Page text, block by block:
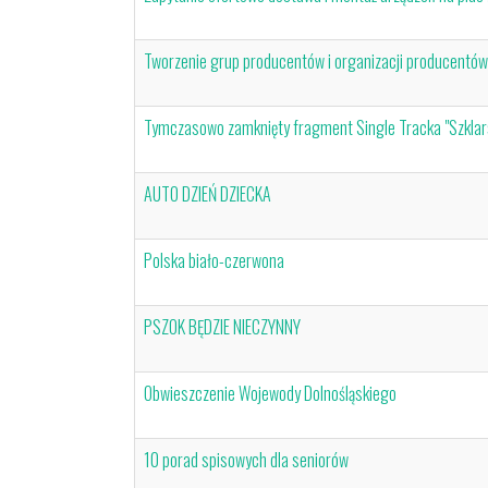
Tworzenie grup producentów i organizacji producentów
Tymczasowo zamknięty fragment Single Tracka
AUTO DZIEŃ DZIECKA
Polska biało-czerwona
PSZOK BĘDZIE NIECZYNNY
Obwieszczenie Wojewody Dolnośląskiego
10 porad spisowych dla seniorów